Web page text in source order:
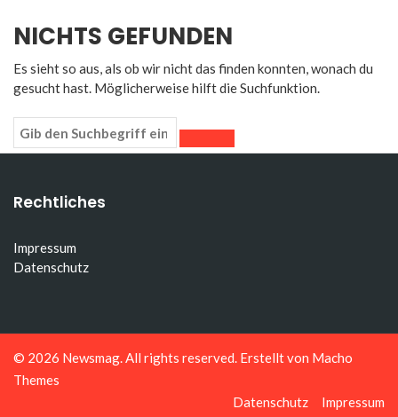
NICHTS GEFUNDEN
Es sieht so aus, als ob wir nicht das finden konnten, wonach du
gesucht hast. Möglicherweise hilft die Suchfunktion.
Rechtliches
Impressum
Datenschutz
© 2026 Newsmag . All rights reserved. Erstellt von Macho
Themes
Datenschutz
Impressum